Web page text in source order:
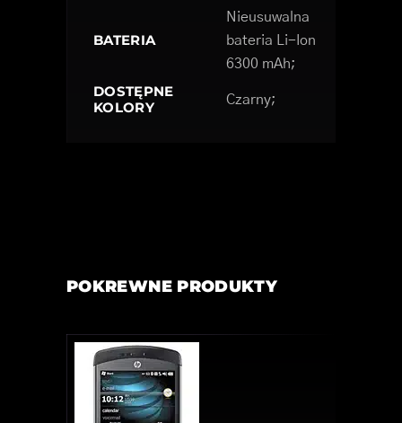
BATERIA
Nieusuwalna
bateria Li-Ion
6300 mAh;
DOSTĘPNE
KOLORY
Czarny;
POKREWNE PRODUKTY